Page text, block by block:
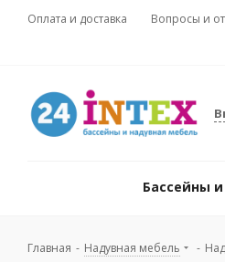
Оплата и доставка Вопросы и
Бассейны
Главная - Надувная мебель -